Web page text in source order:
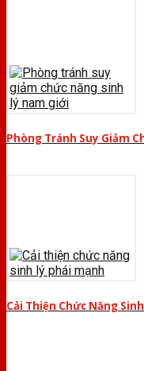
Phòng Tránh Suy Giảm
Cải Thiện Chức Năng